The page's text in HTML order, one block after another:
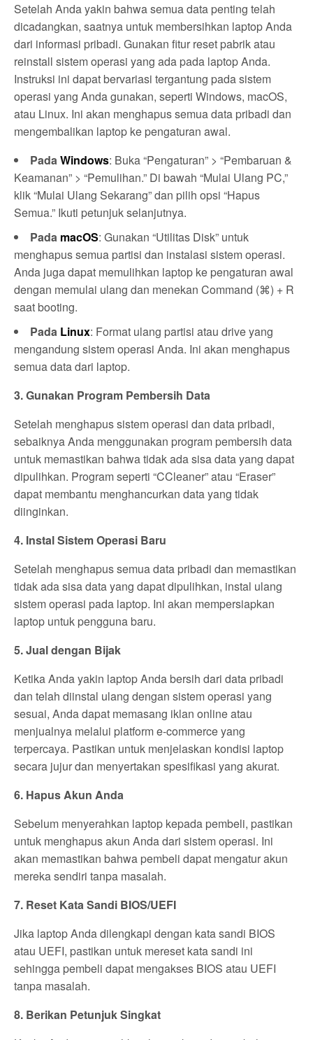
Setelah Anda yakin bahwa semua data penting telah
dicadangkan, saatnya untuk membersihkan laptop Anda
dari informasi pribadi. Gunakan fitur reset pabrik atau
reinstall sistem operasi yang ada pada laptop Anda.
Instruksi ini dapat bervariasi tergantung pada sistem
operasi yang Anda gunakan, seperti Windows, macOS,
atau Linux. Ini akan menghapus semua data pribadi dan
mengembalikan laptop ke pengaturan awal.
PadaWindows: Buka “Pengaturan” > “Pembaruan &
Keamanan” > “Pemulihan.” Di bawah “Mulai Ulang PC,”
klik “Mulai Ulang Sekarang” dan pilih opsi “Hapus
Semua.” Ikuti petunjuk selanjutnya.
Pada macOS: Gunakan “Utilitas Disk” untuk
menghapus semua partisi dan instalasi sistem operasi.
Anda juga dapat memulihkan laptop ke pengaturan awal
dengan memulai ulang dan menekan Command (⌘) + R
saat booting.
Pada Linux: Format ulang partisi atau drive yang
mengandung sistem operasi Anda. Ini akan menghapus
semua data dari laptop.
3. Gunakan Program Pembersih Data
Setelah menghapus sistem operasi dan data pribadi,
sebaiknya Anda menggunakan program pembersih data
untuk memastikan bahwa tidak ada sisa data yang dapat
dipulihkan. Program seperti “CCleaner” atau “Eraser”
dapat membantu menghancurkan data yang tidak
diinginkan.
4. Instal Sistem Operasi Baru
Setelah menghapus semua data pribadi dan memastikan
tidak ada sisa data yang dapat dipulihkan, instal ulang
sistem operasi pada laptop. Ini akan mempersiapkan
laptop untuk pengguna baru.
5. Jual dengan Bijak
Ketika Anda yakin laptop Anda bersih dari data pribadi
dan telah diinstal ulang dengan sistem operasi yang
sesuai, Anda dapat memasang iklan online atau
menjualnya melalui platform e-commerce yang
terpercaya. Pastikan untuk menjelaskan kondisi laptop
secara jujur dan menyertakan spesifikasi yang akurat.
6. Hapus Akun Anda
Sebelum menyerahkan laptop kepada pembeli, pastikan
untuk menghapus akun Anda dari sistem operasi. Ini
akan memastikan bahwa pembeli dapat mengatur akun
mereka sendiri tanpa masalah.
7. Reset Kata Sandi BIOS/UEFI
Jika laptop Anda dilengkapi dengan kata sandi BIOS
atau UEFI, pastikan untuk mereset kata sandi ini
sehingga pembeli dapat mengakses BIOS atau UEFI
tanpa masalah.
8. Berikan Petunjuk Singkat